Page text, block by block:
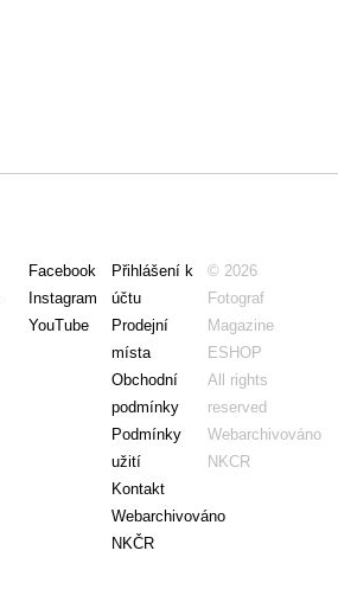
Facebook
Instagram
YouTube
Přihlášení k
účtu
Prodejní
místa
Obchodní
podmínky
Podmínky
užití
Kontakt
Webarchivováno
NKČR
© 2026
Fotograf
Magazine
ESHOP
All rights
reserved
Webarchivováno
NKCR